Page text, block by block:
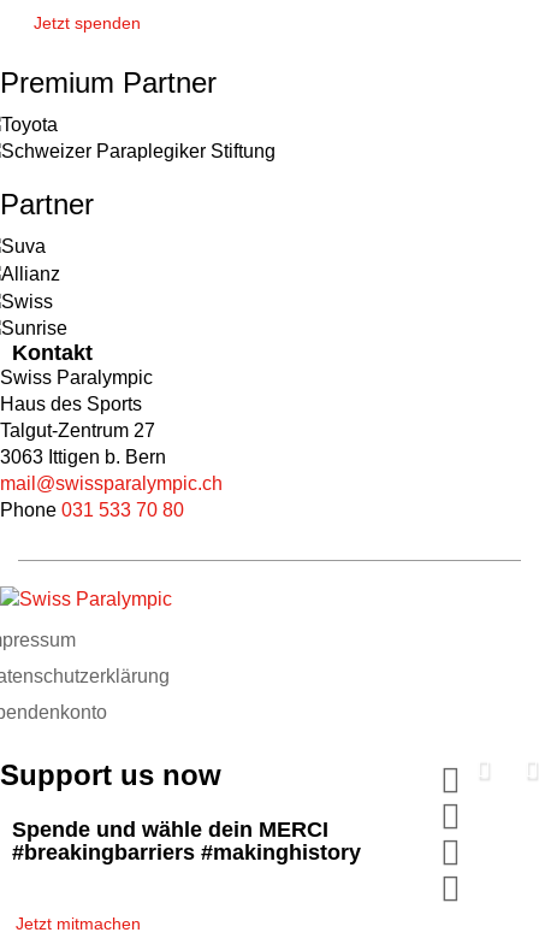
Jetzt spenden
Premium Partner
Partner
Kontakt
Swiss Paralympic
Haus des Sports
Talgut-Zentrum 27
3063 Ittigen b. Bern
mail@swissparalympic.ch
Phone 031 533 70 80
Support us now
Spende und wähle dein MERCI
#breakingbarriers #makinghistory
Jetzt mitmachen